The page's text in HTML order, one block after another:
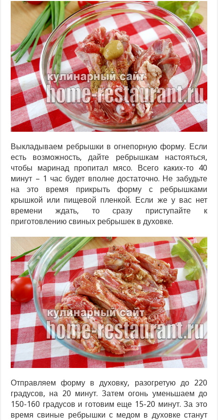
Выкладываем ребрышки в огнепорную форму. Если
есть возможность, дайте ребрышкам настояться,
чтобы маринад пропитал мясо. Всего каких-то 40
минут – 1 час будет вполне достаточно. Не забудьте
на это время прикрыть форму с ребрышками
крышкой или пищевой пленкой. Если же у вас нет
времени ждать, то сразу приступайте к
приготовлению свиных ребрышек в духовке.
Отправляем форму в духовку, разогретую до 220
градусов, на 20 минут. Затем огонь уменьшаем до
150-160 градусов и готовим еще 15-20 минут. За это
время свиные ребрышки с медом в духовке станут